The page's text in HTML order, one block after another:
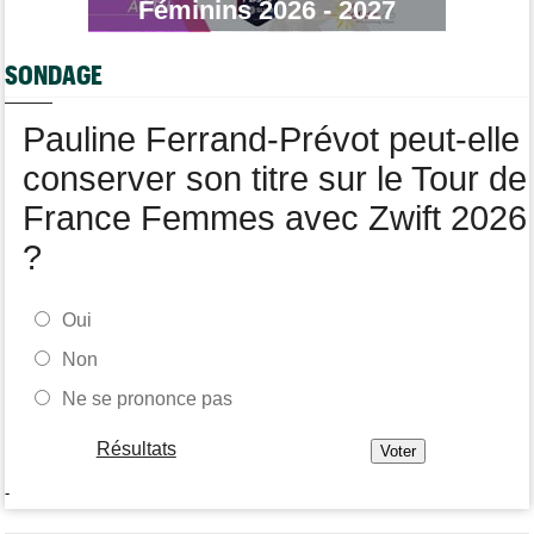
Cyclism’Actu recrute rédacteurs… toutes les informations ici !
La FDJ-SUEZ assume sa stratégie : "C'est ça, le cyclisme"
Féminins 2026 - 2027
SONDAGE
Pauline Ferrand-Prévot peut-elle
conserver son titre sur le Tour de
France Femmes avec Zwift 2026
?
Oui
Non
Ne se prononce pas
Résultats
-